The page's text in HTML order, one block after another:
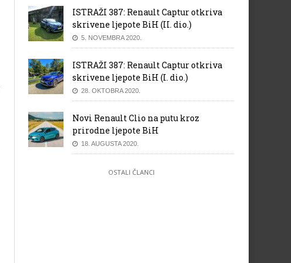
ISTRAŽI 387: Renault Captur otkriva
skrivene ljepote BiH (II. dio.)
5. NOVEMBRA 2020.
ISTRAŽI 387: Renault Captur otkriva
skrivene ljepote BiH (I. dio.)
28. OKTOBRA 2020.
Novi Renault Clio na putu kroz
prirodne ljepote BiH
18. AUGUSTA 2020.
OSTALI ČLANCI